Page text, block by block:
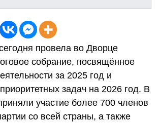
провела во Дворце
собрание, посвящённое
за 2025 год и
задач на 2026 год. В
участие более 700 членов
со всей страны, а также